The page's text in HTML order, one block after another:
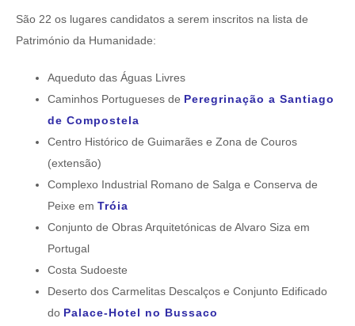
São 22 os lugares candidatos a serem inscritos na lista de
Património da Humanidade:
Aqueduto das Águas Livres
Caminhos Portugueses de Peregrinação a Santiago
de Compostela
Centro Histórico de Guimarães e Zona de Couros
(extensão)
Complexo Industrial Romano de Salga e Conserva de
Peixe em Tróia
Conjunto de Obras Arquitetónicas de Alvaro Siza em
Portugal
Costa Sudoeste
Deserto dos Carmelitas Descalços e Conjunto Edificado
do Palace-Hotel no Bussaco